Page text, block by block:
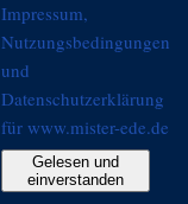
Impressum,
Nutzungsbedingungen
und
Datenschutzerklärung
für www.mister-ede.de
Gelesen und
einverstanden